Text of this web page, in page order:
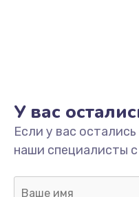
Замена разъёма
У вас
Если у вас
наши специалисты